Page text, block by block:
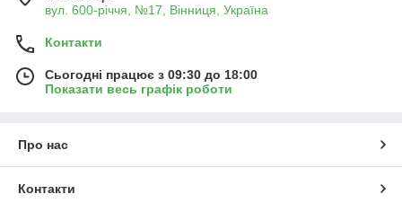
вул. 600-річчя, №17, Вінниця, Україна
Контакти
Сьогодні працює з 09:30 до 18:00
Показати весь графік роботи
Про нас
Контакти